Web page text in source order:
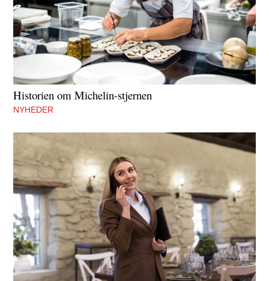
Historien om Michelin-stjernen
NYHEDER